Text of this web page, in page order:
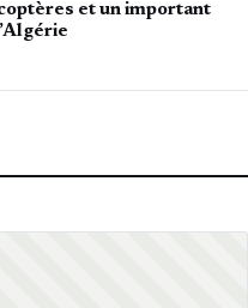
et un important